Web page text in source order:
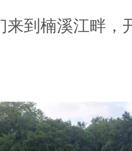
来到楠溪江畔，